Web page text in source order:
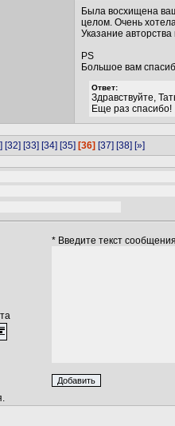
Была восхищена
целом. Очень
Указание
PS
Большое вам
Ответ:
Здравствуйте,
Еще раз спасибо!
[32] [33] [34] [35] [36] [37] [38] [»]
* Введите текст